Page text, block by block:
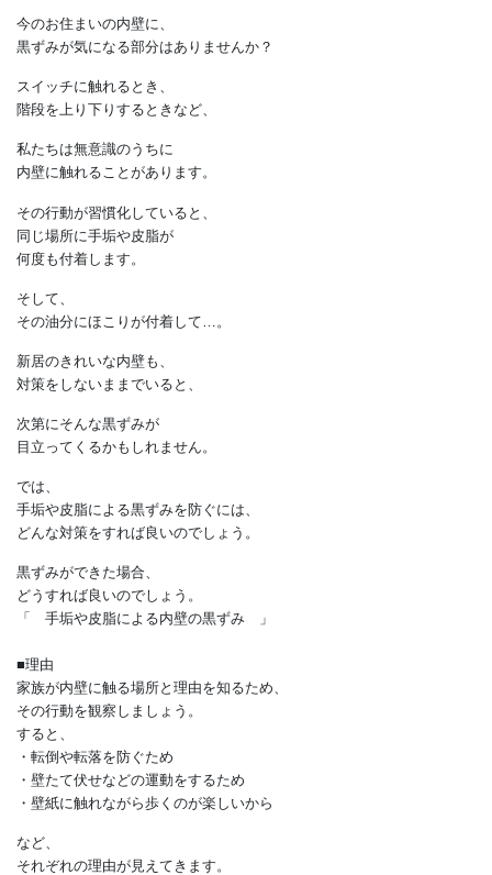
今のお住まいの内壁に、
黒ずみが気になる部分はありませんか？
スイッチに触れるとき、
階段を上り下りするときなど、
私たちは無意識のうちに
内壁に触れることがあります。
その行動が習慣化していると、
同じ場所に手垢や皮脂が
そして、
新居のきれいな内壁も、
対策をしないままでいると、
次第にそんな黒ずみが
では、
手垢や皮脂による黒ずみを防ぐには、
黒ずみができた場合、
どうすれば良いのでしょう。
「 手垢や皮脂による内壁の黒ずみ 」
■理由
その行動を観察しましょう。
すると、